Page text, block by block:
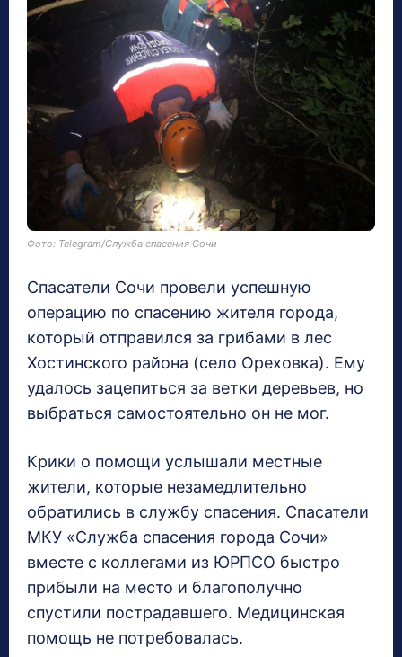
Фото: Telegram/Служба спасения Сочи
Спасатели Сочи провели успешную
операцию по спасению жителя города,
который отправился за грибами в лес
Хостинского района (село Ореховка). Ему
удалось зацепиться за ветки деревьев, но
выбраться самостоятельно он не мог.
Крики о помощи услышали местные
жители, которые незамедлительно
обратились в службу спасения. Спасатели
МКУ «Служба спасения города Сочи»
вместе с коллегами из ЮРПСО быстро
прибыли на место и благополучно
спустили пострадавшего. Медицинская
помощь не потребовалась.